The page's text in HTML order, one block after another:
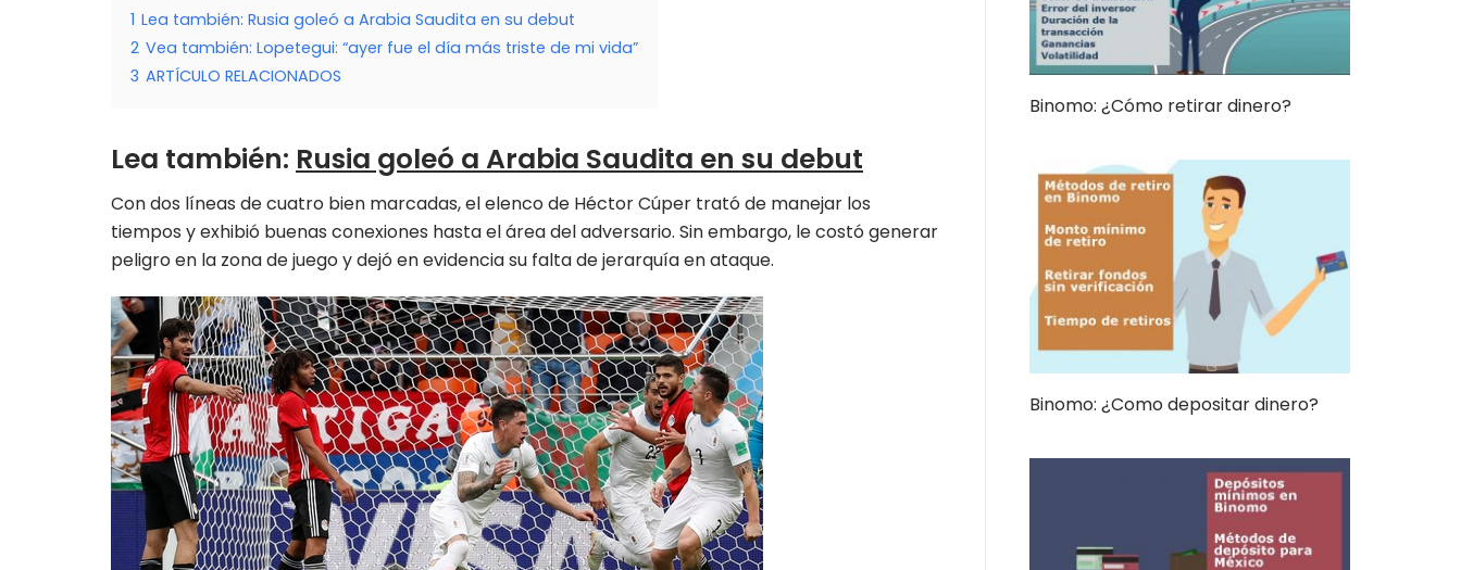
1 Lea también: Rusia goleó a Arabia Saudita en su debut
2 Vea también: Lopetegui: “ayer fue el día más triste de mi vida”
3 ARTÍCULO RELACIONADOS
Lea también: Rusia goleó a Arabia Saudita en su debut
Con dos líneas de cuatro bien marcadas, el elenco de Héctor Cúper trató de manejar los
tiempos y exhibió buenas conexiones hasta el área del adversario. Sin embargo, le costó generar
peligro en la zona de juego y dejó en evidencia su falta de jerarquía en ataque.
Binomo: ¿Cómo retirar dinero?
Binomo: ¿Como depositar dinero?